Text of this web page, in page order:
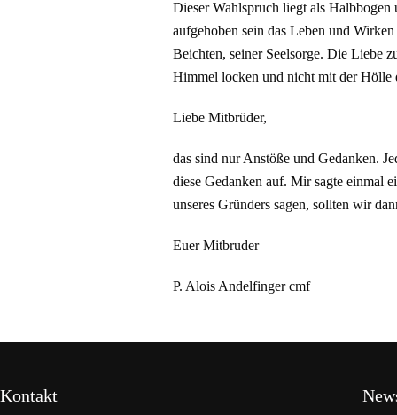
Dieser Wahlspruch liegt als
aufgehoben sein das Leben und
Beichten, seiner Seelsorge. Die Liebe
Himmel locken und nicht mit der Hölle
Liebe Mitbrüder,
das sind nur Anstöße und Gedanken.
diese Gedanken auf. Mir sagte einmal
unseres Gründers sagen, sollten wir
Euer Mitbruder
P. Alois Andelfinger cmf
Kontakt